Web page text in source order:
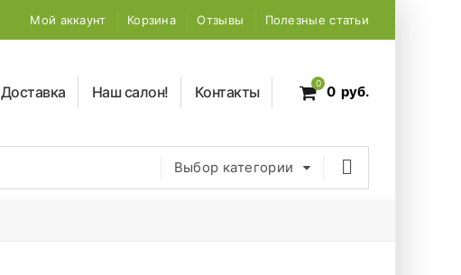
Мой аккаунт Корзина Отзывы Полезные статьи
Доставка Наш салон! Контакты 0 0 руб.
Выбор категории